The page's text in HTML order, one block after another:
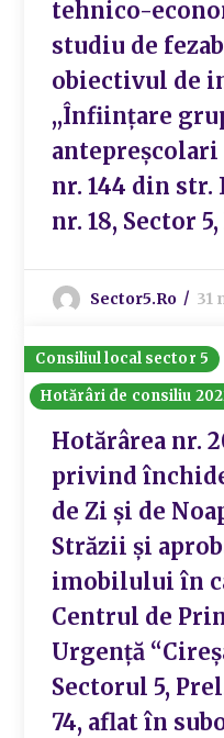
tehnico-
studiu de
obiectivul de
,,Înființare
nr. 144 din str.
nr. 18, Sector
Sector5.ro 31
Consiliul local sector 5
Hotărâri de consiliu
Hotărârea nr.
privind
de Zi și de
Străzii și
imobilului în
Centrul de
Urgență
Sectorul 5,
74, aflat în